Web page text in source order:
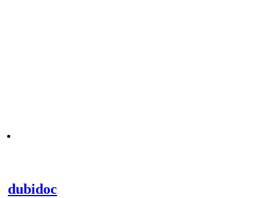
dubidoc